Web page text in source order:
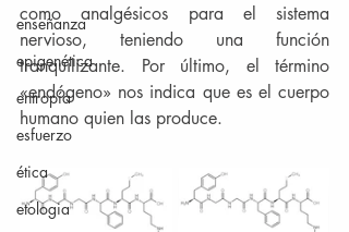
enseñanza
epigenética
entropía
esfuerzo
ética
etologia
como analgésicos para el sistema
nervioso, teniendo una función
tranquilizante. Por último, el término
«endógeno» nos indica que es el cuerpo
humano quien las produce.